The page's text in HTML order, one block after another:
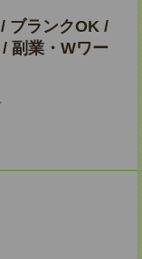
ブランクOK /
副業・Wワー